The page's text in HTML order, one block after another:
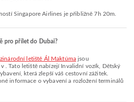
Singapore Airlines je přibližně 7h 20m.
pro přílet do Dubai?
letiště Ál Maktúma jsou
. Tato letiště nabízejí Invalidní vozík, Dětský
která zlepší váš cestovní zážitek.
informace o vybavení a rozložení terminálů